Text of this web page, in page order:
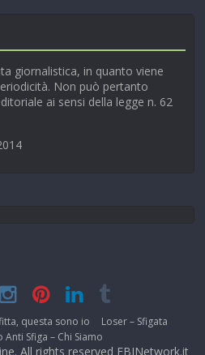
giornalistica, in quanto viene
Non può pertanto
ai sensi della legge n. 62
questa sono io
Loser – Sfigata
Anti Sfiga – Chi Siamo
. All rights reserved EBINetwork.it